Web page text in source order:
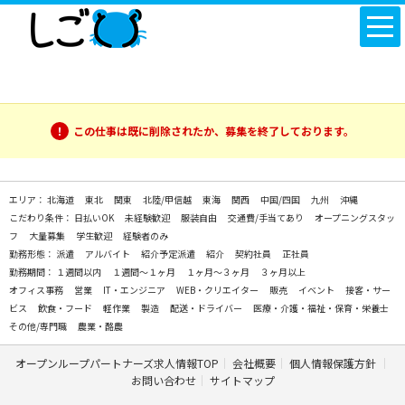
この仕事は既に削除されたか、募集を終了しております。
エリア： 北海道 東北 関東 北陸/甲信越 東海 関西 中国/四国 九州
沖縄
こだわり条件： 日払いOK 未経験歓迎 服装自由 交通費/手当てあり
オープニングスタッ
フ
大量募集 学生歓迎
経験者のみ
勤務形態： 派遣 アルバイト 紹介予定派遣 紹介 契約社員
正社員
勤務期間： １週間以内 １週間～１ヶ月 １ヶ月～３ヶ月
３ヶ月以上
オフィス事務
営業 IT・エンジニア WEB・クリエイター 販売 イベント
接客・サー
ビス
飲食・フード 軽作業 製造 配送・ドライバー
医療・介護・福祉・保育・栄養士
その他/専門職
農業・酪農
オープンループパートナーズ求人情報TOP 会社概要
個人情報保護方針
お問い合わせ
サイトマップ